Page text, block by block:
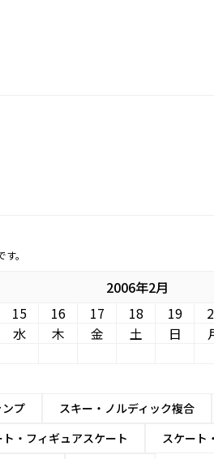
。
2006年2月
15 16 17 18 19
水 木 金 土 日
プ スキー・ノルディック複合
ト・フィギュアスケート スケート